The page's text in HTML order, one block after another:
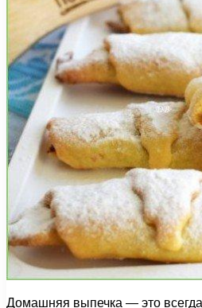
Домашняя выпечка — это всегда